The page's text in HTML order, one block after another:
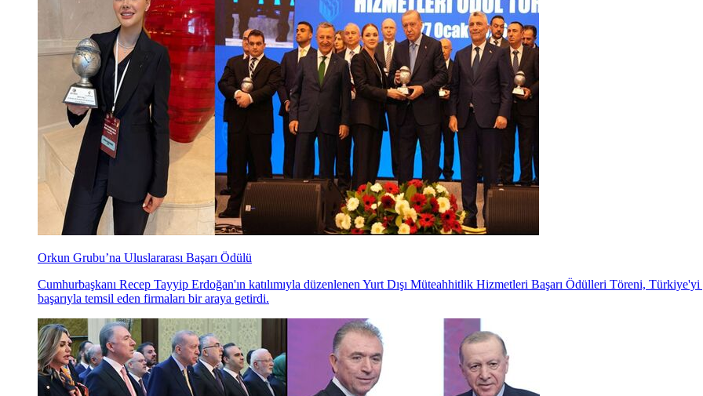
Orkun Grubu’na Uluslararası Başarı Ödülü
Cumhurbaşkanı Recep Tayyip Erdoğan'ın katılımıyla düzenlenen Yurt Dışı Müteahhitlik Hizmetleri Başarı Ödülleri Töreni, Türkiye'yi
başarıyla temsil eden firmaları bir araya getirdi.